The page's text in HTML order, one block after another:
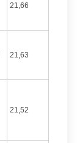
21,66
21,63
21,52